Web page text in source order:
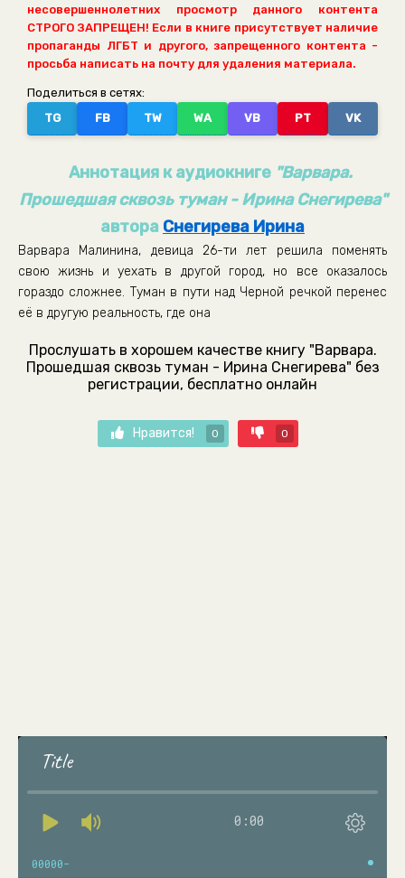
несовершеннолетних просмотр данного контента
СТРОГО ЗАПРЕЩЕН! Если в книге присутствует наличие
пропаганды ЛГБТ и другого, запрещенного контента -
просьба написать на почту для удаления материала.
Поделиться в сетях:
TG
FB TW WA VB PT VK
Аннотация к аудиокниге "Варвара.
Прошедшая сквозь туман - Ирина Снегирева"
автора Снегирева Ирина
Варвара Малинина, девица 26-ти лет решила поменять
свою жизнь и уехать в другой город, но все оказалось
гораздо сложнее. Туман в пути над Черной речкой перенес
её в другую реальность, где она
Прослушать в хорошем качестве книгу "Варвара.
Прошедшая сквозь туман - Ирина Снегирева" без
регистрации, бесплатно онлайн
Нравится! 0 0
Title
0:00
00000-